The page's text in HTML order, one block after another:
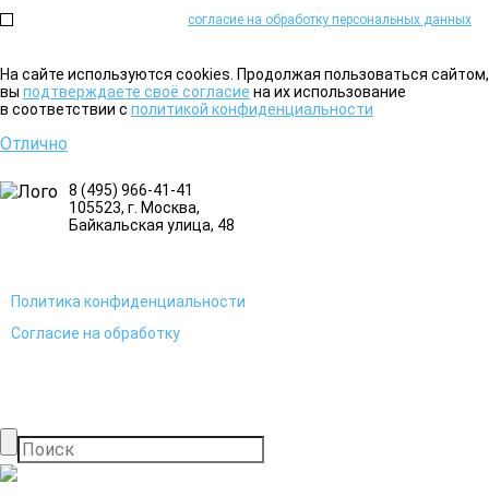
согласие на обработку персональных данных
На сайте используются cookies. Продолжая пользоваться сайтом,
вы подтверждаете своё согласие на их использование
в соответствии с политикой конфиденциальности
Отлично
8 (495) 966-41-41
105523, г. Москва,
Байкальская улица, 48
Политика конфиденциальности
Согласие на обработку